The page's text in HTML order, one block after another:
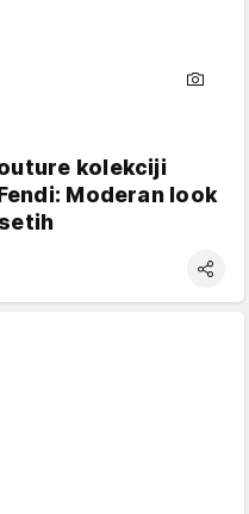
kolekciji
Moderan look